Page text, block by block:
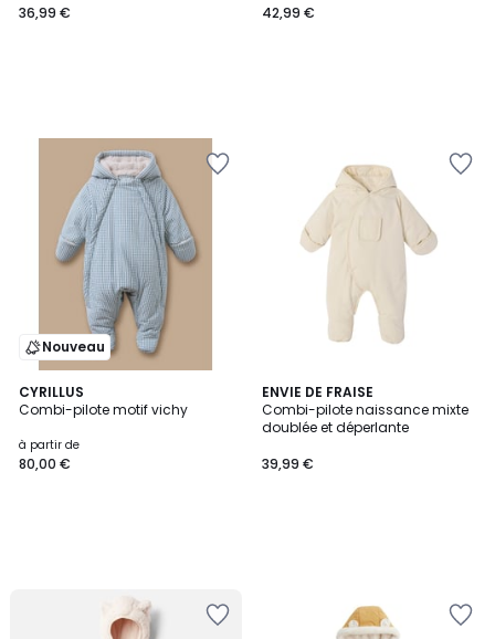
36,99 €
42,99 €
Nouveau
CYRILLUS
Combi-pilote motif vichy
à partir de
80,00 €
ENVIE DE FRAISE
Combi-pilote naissance mixte
doublée et déperlante
39,99 €